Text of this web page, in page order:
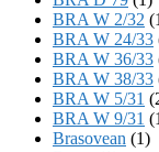
BRA W 2/32
BRA W 24/33
BRA W 36/33
BRA W 38/33
BRA W 5/31
BRA W 9/31
Brasovean (1)